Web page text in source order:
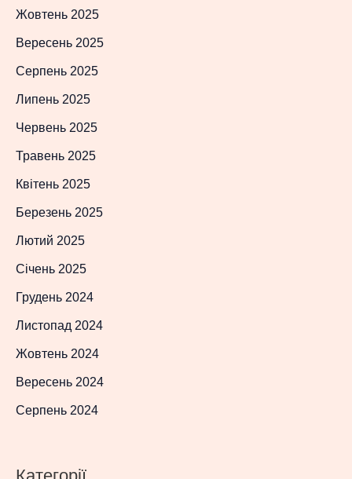
Жовтень 2025
Вересень 2025
Серпень 2025
Липень 2025
Червень 2025
Травень 2025
Квітень 2025
Березень 2025
Лютий 2025
Січень 2025
Грудень 2024
Листопад 2024
Жовтень 2024
Вересень 2024
Серпень 2024